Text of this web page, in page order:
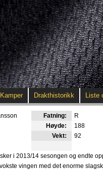
Kamper Drakthistorikk Liste
Fatning:
R
Høyde:
188
Vekt:
92
i 2013/14 sesongen og endte
vingen med det enorme